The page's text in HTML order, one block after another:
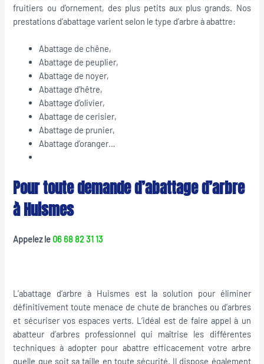
fruitiers ou d’ornement, des plus petits aux plus grands. Nos
prestations d’abattage varient selon le type d’arbre à abattre:
Abattage de chêne,
Abattage de peuplier,
Abattage de noyer,
Abattage d’hêtre,
Abattage d’olivier,
Abattage de cerisier,
Abattage de prunier,
Abattage d’oranger…
Pour toute demande d’abattage d’arbre
à Huismes
Appelez le 06 68 82 31 13
L’abattage d’arbre à Huismes est la solution pour éliminer
définitivement toute menace de chute de branches ou d’arbres
et sécuriser vos espaces verts. L’idéal est de faire appel à un
abatteur d’arbres professionnel qui maîtrise les différentes
techniques à adopter pour abattre efficacement votre arbre
quelle que soit sa taille en toute sécurité. Il dispose également